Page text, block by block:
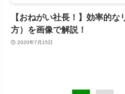
【おねがい社長！】効率的な
方）を画像で解説！
2020年7月15日